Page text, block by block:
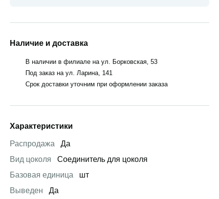
Наличие и доставка
В наличии в филиале на ул. Борковская, 53
Под заказ на ул. Ларина, 141
Срок доставки уточним при оформлении заказа
Характеристики
Распродажа
Да
Вид цоколя
Соединитель для цоколя
Базовая единица
шт
Выведен
Да